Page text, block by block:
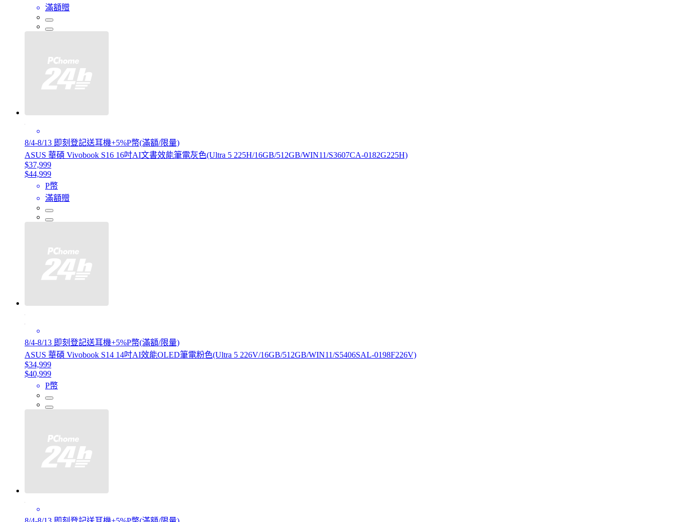
滿額贈
8/4-8/13 即刻登記送耳機+5%P幣(滿額/限量)
ASUS 華碩 Vivobook S16 16吋AI文書效能筆電灰色(Ultra 5 225H/16GB/512GB/WIN11/S3607CA-0182G225H)
$37,999
$44,999
P幣
滿額贈
8/4-8/13 即刻登記送耳機+5%P幣(滿額/限量)
ASUS 華碩 Vivobook S14 14吋AI效能OLED筆電粉色(Ultra 5 226V/16GB/512GB/WIN11/S5406SAL-0198F226V)
$34,999
$40,999
P幣